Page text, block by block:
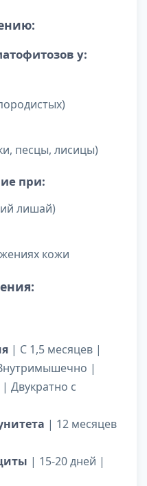
у:
песцы, лисицы)
при:
лишай)
кожи
| С 1,5 месяцев |
|
| Двукратно с
| 12 месяцев
| 15-20 дней |